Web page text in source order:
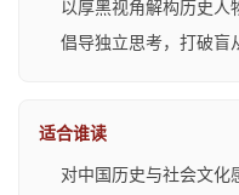
以厚黑视角解构历史人
倡导独立思考，打破盲
适合谁读
对中国历史与社会文化